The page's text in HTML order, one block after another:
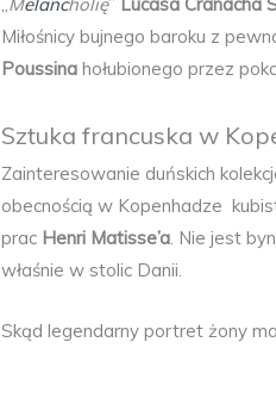
Miłośnicy bujnego baroku z
Poussina hołubionego przez
Sztuka francuska w
Zainteresowanie duńskich
obecnością w Kopenhadze
prac Henri Matisse’a. Nie jest
właśnie w stolic Danii.
Skąd legendarny portret żony